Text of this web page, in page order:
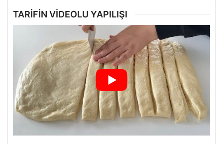
TARİFİN VİDEOLU YAPILIŞI